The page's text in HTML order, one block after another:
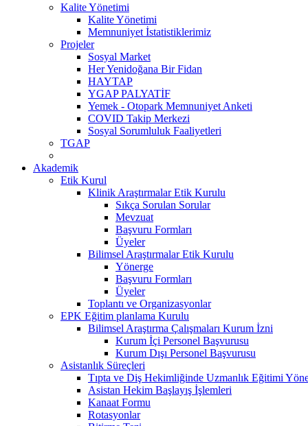
Kalite Yönetimi
Kalite Yönetimi
Memnuniyet İstatistiklerimiz
Projeler
Sosyal Market
Her Yenidoğana Bir Fidan
HAYTAP
YGAP PALYATİF
Yemek - Otopark Memnuniyet Anketi
COVID Takip Merkezi
Sosyal Sorumluluk Faaliyetleri
TGAP
Akademik
Etik Kurul
Klinik Araştırmalar Etik Kurulu
Sıkça Sorulan Sorular
Mevzuat
Başvuru Formları
Üyeler
Bilimsel Araştırmalar Etik Kurulu
Yönerge
Başvuru Formları
Üyeler
Toplantı ve Organizasyonlar
EPK Eğitim planlama Kurulu
Bilimsel Araştırma Çalışmaları Kurum İzni
Kurum İçi Personel Başvurusu
Kurum Dışı Personel Başvurusu
Asistanlık Süreçleri
Tıpta ve Diş Hekimliğinde Uzmanlık Eğitimi
Asistan Hekim Başlayış İşlemleri
Kanaat Formu
Rotasyonlar